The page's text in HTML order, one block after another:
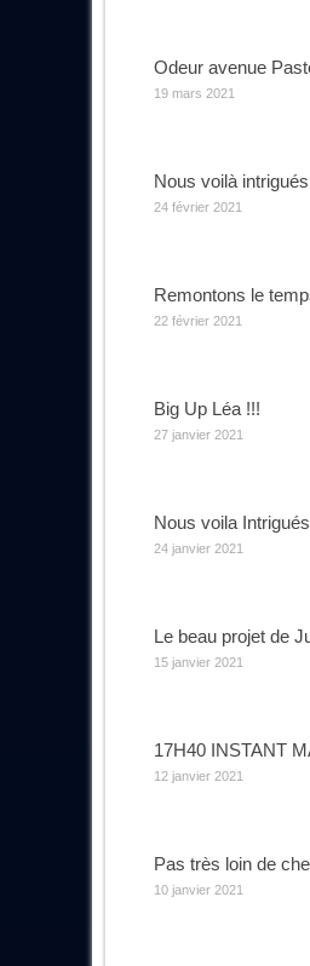
Odeur avenue
19 mars 2021
Nous voilà intrigués
24 février 2021
Remontons le
22 février 2021
Big Up Léa !!!
27 janvier 2021
Nous voila
24 janvier 2021
Le beau projet de
15 janvier 2021
17H40 INSTANT
12 janvier 2021
Pas très loin de
10 janvier 2021